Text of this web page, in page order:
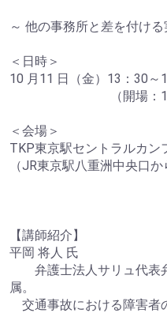
～ 他の事務所と差を付け
＜日時＞
10 月11 日（金）13：30～
（開場：13：
＜会場＞
TKP東京駅セントラルカン
（JR東京駅八重洲中央口か
【講師紹介】
平岡 将人 氏
弁護士法人サリュ代表
属。
交通事故における障害者